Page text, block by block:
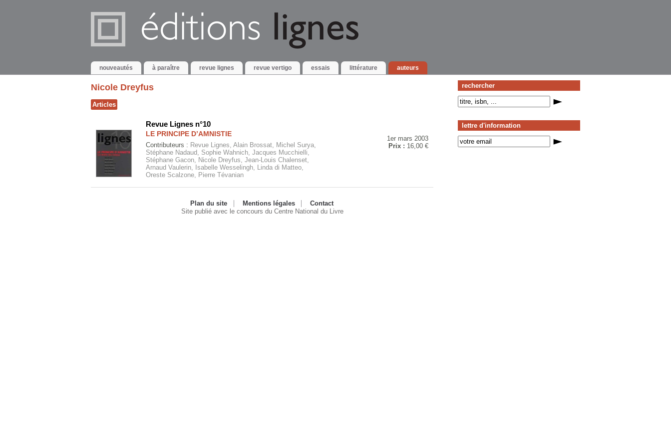
nouveautés à paraître revue lignes revue vertigo essais littérature auteurs
rechercher
lettre d'information
Nicole Dreyfus
Articles
1er mars 2003
Prix : 16,00 €
Revue Lignes n°10
LE PRINCIPE D’AMNISTIE
Contributeurs : Revue Lignes, Alain Brossat, Michel Surya,
Stéphane Nadaud, Sophie Wahnich, Jacques Mucchielli,
Stéphane Gacon, Nicole Dreyfus, Jean-Louis Chalenset,
Arnaud Vaulerin, Isabelle Wesselingh, Linda di Matteo,
Oreste Scalzone, Pierre Tévanian
Plan du site Mentions légales
Contact
Site publié avec le concours du Centre National du Livre